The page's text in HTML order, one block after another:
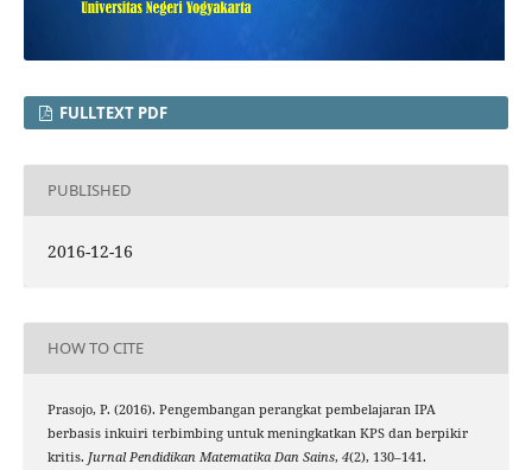
FULLTEXT PDF
PUBLISHED
2016-12-16
HOW TO CITE
Prasojo, P. (2016). Pengembangan perangkat pembelajaran IPA
berbasis inkuiri terbimbing untuk meningkatkan KPS dan berpikir
kritis. Jurnal Pendidikan Matematika Dan Sains, 4(2), 130–141.